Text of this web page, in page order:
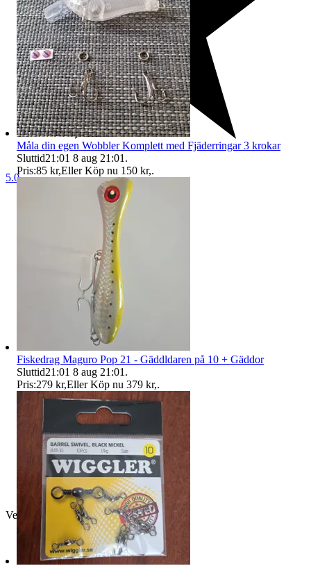
5.0
Verifierad
Måla din egen Wobbler Komplett med Fjäderringar 3 krokar
Sluttid21:01 8 aug 21:01 .
Pris:85 kr,Eller Köp nu 150 kr,.
Fiskedrag Maguro Pop 21 - Gäddldaren på 10 + Gäddor
Sluttid21:01 8 aug 21:01 .
Pris:279 kr,Eller Köp nu 379 kr,.